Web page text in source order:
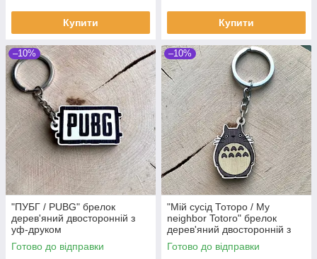
Купити Купити
–10%
"ПУБГ / PUBG" брелок
дерев'яний двосторонній з
уф-друком
Готово до відправки
–10%
"Мій сусід Тоторо / My
neighbor Totoro" брелок
дерев'яний двосторонній з
уф-друком
Готово до відправки